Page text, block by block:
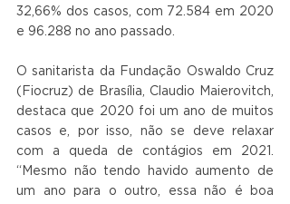
32,66% dos casos, com 72.584 em 2020
e 96.288 no ano passado.
O sanitarista da Fundação Oswaldo Cruz
(Fiocruz) de Brasília, Claudio Maierovitch,
destaca que 2020 foi um ano de muitos
casos e, por isso, não se deve relaxar
com a queda de contágios em 2021.
“Mesmo não tendo havido aumento de
um ano para o outro, essa não é boa